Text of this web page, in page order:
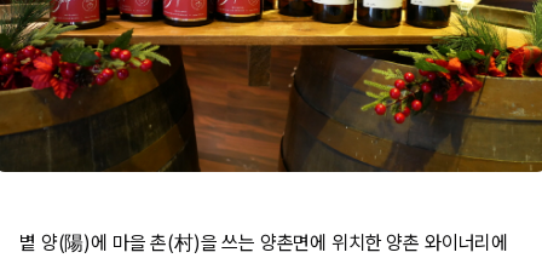
볕 양(陽)에 마을 촌(村)을 쓰는 양촌면에 위치한 양촌 와이너리에